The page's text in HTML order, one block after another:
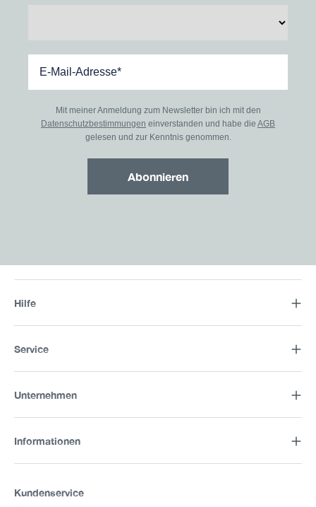
Mit meiner Anmeldung zum Newsletter bin ich mit den
Datenschutzbestimmungen einverstanden und habe die AGB
gelesen und zur Kenntnis genommen.
Abonnieren
Hilfe
Service
Unternehmen
Informationen
Kundenservice